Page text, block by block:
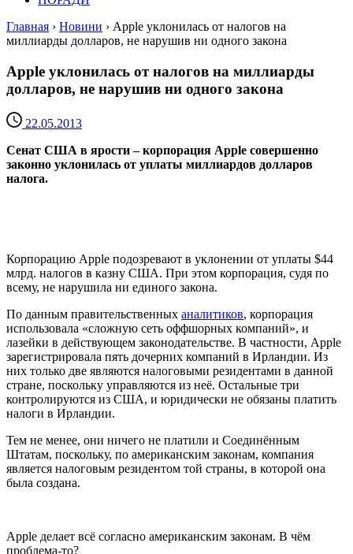
Главная › Новини › Apple уклонилась от налогов на
миллиарды долларов, не нарушив ни одного закона
Apple уклонилась от налогов на миллиарды
долларов, не нарушив ни одного закона
22.05.2013
Сенат США в ярости – корпорация Apple совершенно
законно уклонилась от уплаты миллиардов долларов
налога.
Корпорацию Apple подозревают в уклонении от уплаты $44
млрд. налогов в казну США. При этом корпорация, судя по
всему, не нарушила ни единого закона.
По данным правительственных аналитиков, корпорация
использовала «сложную сеть оффшорных компаний», и
лазейки в действующем законодательстве. В частности, Apple
зарегистрировала пять дочерних компаний в Ирландии. Из
них только две являются налоговыми резидентами в данной
стране, поскольку управляются из неё. Остальные три
контролируются из США, и юридически не обязаны платить
налоги в Ирландии.
Тем не менее, они ничего не платили и Соединённым
Штатам, поскольку, по американским законам, компания
является налоговым резидентом той страны, в которой она
была создана.
Apple делает всё согласно американским законам. В чём
проблема-то?